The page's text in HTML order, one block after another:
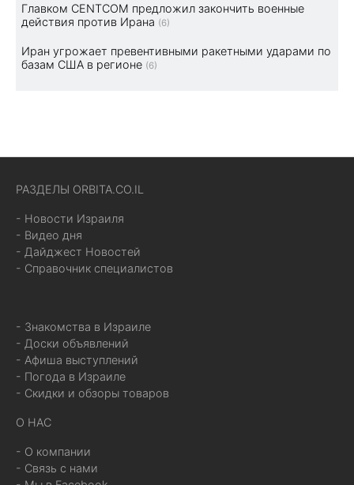
Главком CENTCOM предложил закончить военные
действия против Ирана (6)
Иран угрожает превентивными ракетными ударами по
базам США в регионе (6)
РАЗДЕЛЫ ORBITA.CO.IL
- Новости Израиля
- Видео дня
- Дайджест Новостей
- Справочник специалистов
- Знакомства в Израиле
- Доски объявлений
- Афиша выступлений
- Погода в Израиле
- Скидки и обзоры товаров
О НАС
- О компании
- Связь с нами